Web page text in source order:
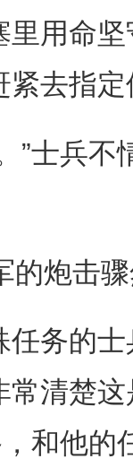
用命
去指
兵不情
炮击骤
务的士
清楚
和他